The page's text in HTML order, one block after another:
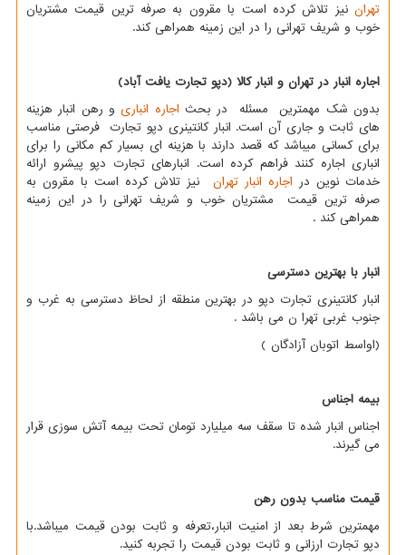
تهران نیز تلاش كرده است با مقرون به صرفه ترین قیمت مشتریان
خوب و شریف تهرانی را در این زمینه همراهی كند.
اجاره انبار در تهران و انبار کالا (دپو تجارت یافت آباد)
بدون شک مهمترین مسئله در بحث اجاره انباریو رهن انبار هزینه
های ثابت و جاری آن است. انبار کانتینری دپو تجارت فرصتی مناسب
برای کسانی میباشد که قصد دارند با هزینه ای بسیار کم مکانی را برای
انباری اجاره کنند فراهم کرده است. انبارهای تجارت دپو پیشرو ارائه
خدمات نوین در اجاره انبار تهران نیز تلاش کرده است با مقرون به
صرفه ترین قیمت مشتریان خوب و شریف تهرانی را در این زمینه
همراهی کند .
انبار با بهترین دسترسی
انبار کانتینری تجارت دپو در بهترین منطقه از لحاظ دسترسی به غرب و
جنوب غربی تهرا ن می باشد .
(اواسط اتوبان آزادگان )
بیمه اجناس
اجناس انبار شده تا سقف سه میلیارد تومان تحت بیمه آتش سوزی قرار
می گیرند.
قیمت مناسب بدون رهن
مهمترین شرط بعد از امنیت انبار،تعرفه و ثابت بودن قیمت میباشد.با
دپو تجارت ارزانی و ثابت بودن قیمت را تجربه کنید.